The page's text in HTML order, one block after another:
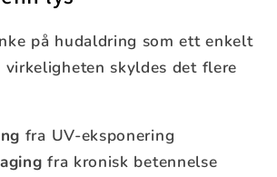
på hudaldring som ett enkelt
virkeligheten skyldes det flere
fra UV-eksponering
fra kronisk betennelse